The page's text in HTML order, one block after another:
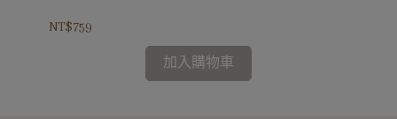
NT$759
加入購物車